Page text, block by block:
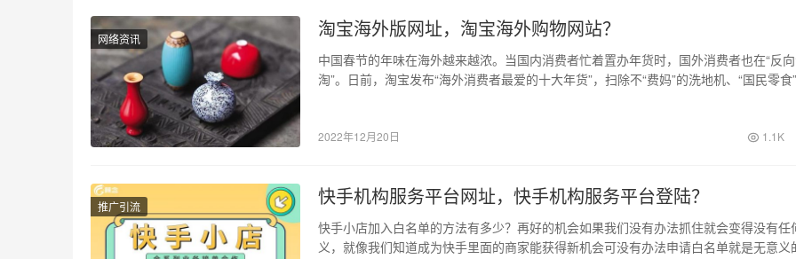
网络资讯 淘宝海外版网址，淘宝海外购物网站？
中国春节的年味在海外越来越浓。当国内消费者忙着置办年货时，国外消费者也在“反
淘”。日前，淘宝发布“海外消费者最爱的十大年货”，扫除不“费妈”的洗地机、“国民零食
2022年12月20日 1.1K
推广引流 快手机构服务平台网址，快手机构服务平台登陆？
快手小店加入白名单的方法有多少？再好的机会如果我们没有办法抓住就会变得没有任
义，就像我们知道成为快手里面的商家能获得新机会可没有办法申请白名单就是无意义